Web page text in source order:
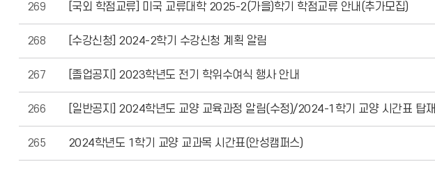
269 [국외 학점교류] 미국 교류대학 2025-2(가을)학기 학점교류 안내(추가모집)
268 [수강신청] 2024-2학기 수강신청 계획 알림
267 [졸업공지] 2023학년도 전기 학위수여식 행사 안내
266 [일반공지] 2024학년도 교양 교육과정 알림(수정)/2024-1학기 교양 시간표 탑재
265 2024학년도 1학기 교양 교과목 시간표(안성캠퍼스)